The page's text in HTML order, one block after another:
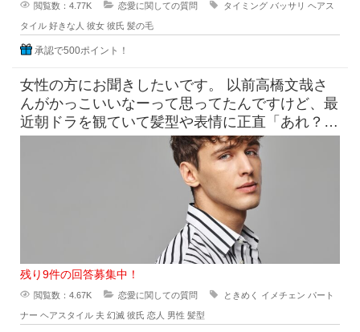
閲覧数：4.77K 恋愛に関しての質問 タイミング バッサリ ヘアス
タイル 好きな人 彼女 彼氏 髪の毛
承認で500ポイント！
女性の方にお聞きしたいです。 以前高橋文哉さ
んがかっこいいなーって思ってたんですけど、最
近朝ドラを観ていて髪型や表情に正直「あれ？こ
んなんだっけ？」みたいにな
残り9件の回答募集中！
閲覧数：4.67K 恋愛に関しての質問 ときめく イメチェン パート
ナー ヘアスタイル 夫 幻滅 彼氏 恋人 男性 髪型